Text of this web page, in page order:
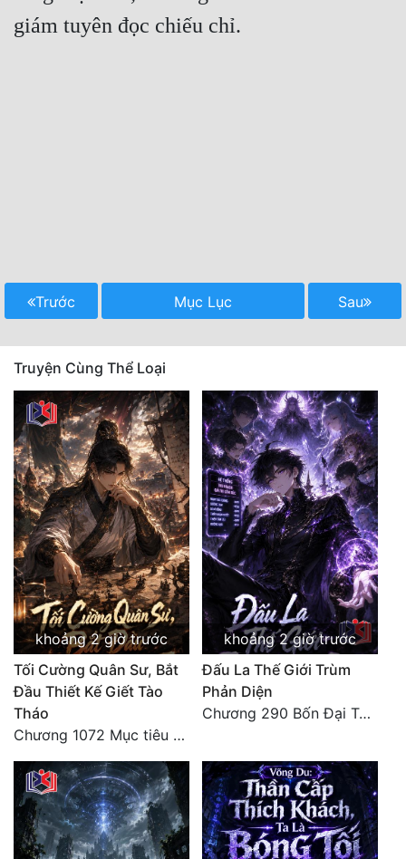
Trước Mục Lục Sau
Truyện Cùng Thể Loại
khoảng 2 giờ trước
Tối Cường Quân Sư, Bắt
Đầu Thiết Kế Giết Tào
Tháo
Chương 1072 Mục tiêu của chúng ta là biển sao trời (2/2)
khoảng 2 giờ trước
Đấu La Thế Giới Trùm
Phản Diện
Chương 290 Bốn Đại Tông Môn Đơn Thuộc Tính Vô Cùng Thê Lương